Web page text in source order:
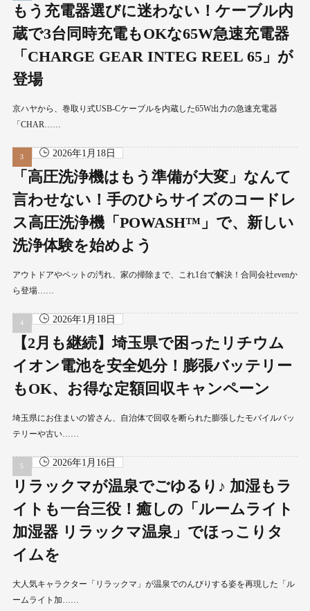
もう充電器選びに迷わない！ケーブル内
蔵で3台同時充電もOKな65W急速充電器
「CHARGE GEAR INTEG REEL 65」が
登場
京ハヤから、巻取り式USB-Cケーブルを内蔵した65W出力の急速充電器
「CHAR……
2026年1月18日
「高圧洗浄機はもう準備が大変」なんて
言わせない！手のひらサイズのコードレ
ス高圧洗浄機「POWASH™」で、新しい
洗浄体験を始めよう
アウトドアやペットの汚れ、家の掃除まで、これ1台で解決！合同会社evenか
ら登場……
2026年1月18日
【2月も継続】埼玉県で困ったリチウム
イオン電池を安全処分！膨張バッテリー
もOK、お得な定額回収キャンペーン
埼玉県にお住まいの皆さん、自治体で回収を断られた膨張したモバイルバッ
テリーや古い……
2026年1月16日
リラックマが温泉でごゆるり♪ 加湿もラ
イトも一台三役！癒しの「ルームライト
加湿器 リラックマ温泉」でほっこりタ
イムを
大人気キャラクター「リラックマ」が温泉でのんびりする姿を再現した「ル
ームライト加……